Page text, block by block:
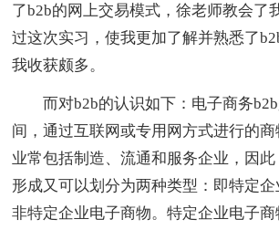
了b2b的网上交易模式，徐老师教会了
过这次实习，使我更加了解并熟悉了
我收获颇多。
而对b2b的认识如下：电子商务b2b
间，通过互联网或专用网方式进行的
业常包括制造、流通和服务企业，因
形成又可以划分为两种类型：即特定企
非特定企业电子商物。特定企业电子